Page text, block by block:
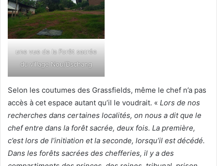
une vue de la Forêt sacrée
du village Nou/Dschang
Selon les coutumes des Grassfields, même le chef n’a pas
accès à cet espace autant qu’il le voudrait. « Lors de nos
recherches dans certaines localités, on nous a dit que le
chef entre dans la forêt sacrée, deux fois. La première,
c’est lors de l’initiation et la seconde, lorsqu’il est décédé.
Dans les forêts sacrées des chefferies, il y a des